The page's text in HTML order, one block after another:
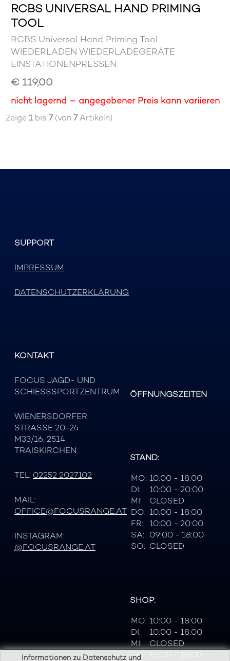
Informationen zu Datenschutz und
RCBS UNIVERSAL HAND PRIMING
TOOL
RCBS Universal Hand Priming Tool
WIEDERLADEN WIEDERLADEGERÄTE
EINSTATIONENPRESSEN
€ 119,00
nicht lagernd – angegebener Preis kann variieren
Zeige1bis7(von7Artikeln)
SUPPORT
IMPRESSUM
DATENSCHUTZERKLÄRUNG
KONTAKT
FOCUS JAGD- UND
SCHIESSSPORTZENTRUM
WIENERSDORFER
STRASSE 20-24
M33/16, 2514
TRAISKIRCHEN
TEL: 02252 2027102
MAIL:
OFFICE@FOCUSRANGE.AT
INSTAGRAM:
@FOCUSRANGE.AT
ÖFFNUNGSZEITEN
STAND:
MO: 10:00 - 18:00
DI:
10:00 - 20:00
MI:
CLOSED
DO: 10:00 - 18:00
FR:
10:00 - 20:00
SA: 09:00 - 18:00
SO: CLOSED
SHOP:
MO: 10:00 - 18:00
DI:
10:00 - 18:00
MI:
CLOSED
DO: